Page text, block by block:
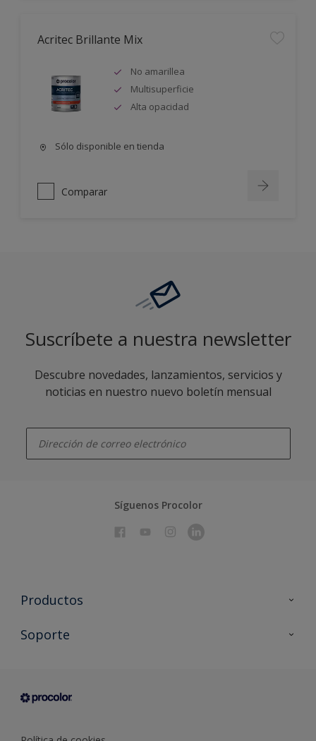
Acritec Brillante Mix
No amarillea
Multisuperficie
Alta opacidad
Sólo disponible en tienda
Comparar
Suscríbete a nuestra newsletter
Descubre novedades, lanzamientos, servicios y
noticias en nuestro nuevo boletín mensual
Síguenos Procolor
Productos
Todos los productos
Condiciones generales de venta
Soporte
Sobre Procolor